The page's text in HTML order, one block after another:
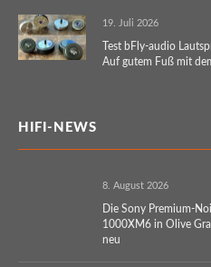
19. Juli 2026
Test bFly-audio
Auf gutem Fuß mit
HIFI-NEWS
8. August 2026
Die Sony Premium-
1000XM6 in Olive
neu